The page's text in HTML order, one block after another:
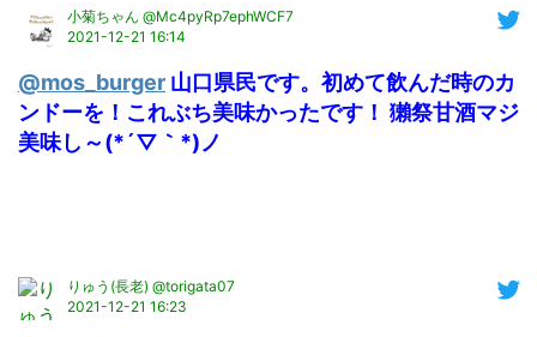
小菊ちゃん @Mc4pyRp7ephWCF7
2021-12-21 16:14
@mos_burger 山口県民です。初めて飲んだ時のカ
ンドーを！これぶち美味かったです！ 獺祭甘酒マジ
美味し～(*´▽｀*)ノ
りゅう(長老) @torigata07
2021-12-21 16:23